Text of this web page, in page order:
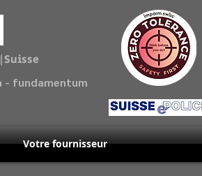
- fundamentum
Votre fournisseur